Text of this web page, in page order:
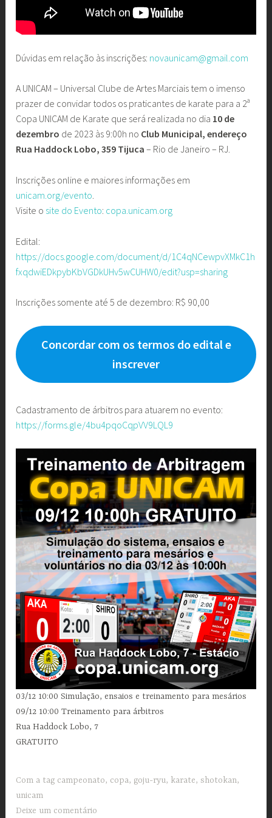
Dúvidas em relação às inscrições: novaunicam@gmail.com
A UNICAM – Universal Clube de Artes Marciais tem o imenso
prazer de convidar todos os praticantes de karate para a 2ª
Copa UNICAM de Karate que será realizada no dia 10 de
dezembro de 2023 às 9:00h no Club Municipal, endereço
Rua Haddock Lobo, 359 Tijuca – Rio de Janeiro – RJ.
Inscrições online e maiores informações em
unicam.org/evento
Visite o site do Evento: copa.unicam.org
Edital:
https://docs.google.com/document/d/1C4qNCewpvXMkC1h
fxqdwiEDkpybKbVGDkUHv5wCUHW0/edit?usp=sharing
Inscrições somente até 5 de dezembro: R$ 90,00
Concordar com os termos do edital e
inscrever
Cadastramento de árbitros para atuarem no evento:
https://forms.gle/4bu4pqoCqpVV9LQL9
03/12 10:00 Simulação, ensaios e treinamento para mesários
09/12 10:00 Treinamento para árbitros
Rua Haddock Lobo, 7
GRATUITO
Com a tag campeonato, copa, goju-ryu, karate,shotokan,
unicam
Deixe um comentário